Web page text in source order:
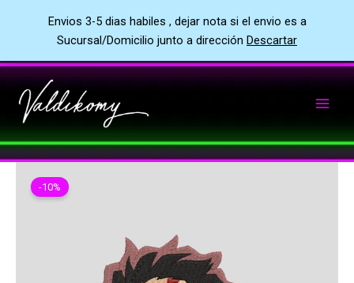
Envios 3-5 dias habiles , dejar nota si el envio es a
Sucursal/Domicilio junto a dirección Descartar
al
contenido
-10%